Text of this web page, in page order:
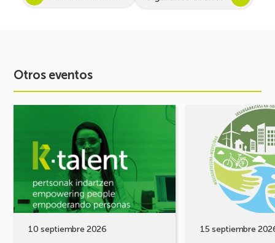
Otros eventos
10 septiembre 2026
STEAM
2027:
Despertando
vocación
15 septiembre
MOVILIDAD
¡Comparte
soluciones!